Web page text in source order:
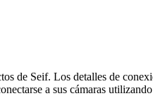
de Seif. Los detalles de
a sus cámaras